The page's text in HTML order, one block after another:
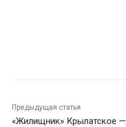
Предыдущая статья
«Жилищник» Крылатское —